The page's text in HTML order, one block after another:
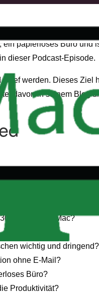
ein papierloses Büro
dieser Podcast-Episode.
werden. Dieses
davon in seinem Blog
Jahre einen Mac?
wichtig und dringend?
ohne E-Mail?
Büro?
Produktivität?